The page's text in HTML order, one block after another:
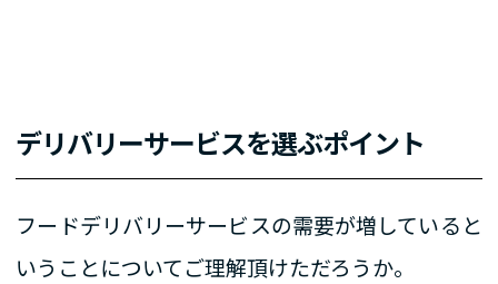
デリバリーサービスを選ぶポイント
フードデリバリーサービスの需要が増していると
いうことについてご理解頂けただろうか。